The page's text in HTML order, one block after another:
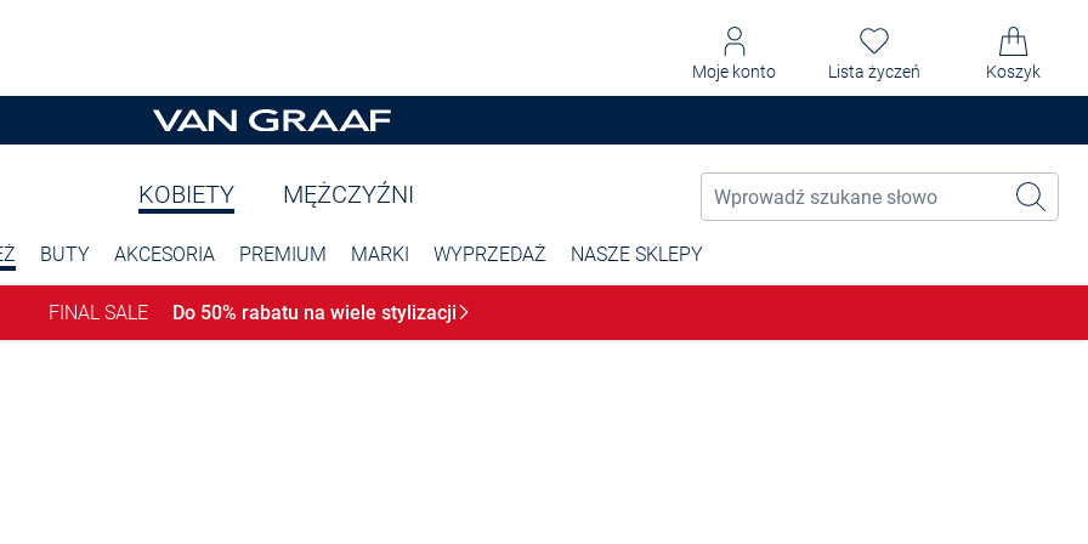
Moje konto Lista życzeń Koszyk
KOBIETY MĘŻCZYŹNI
BUTY AKCESORIA PREMIUM MARKI WYPRZEDAŻ NASZE SKLEPY
FINAL SALE Do 50% rabatu na wiele stylizacji